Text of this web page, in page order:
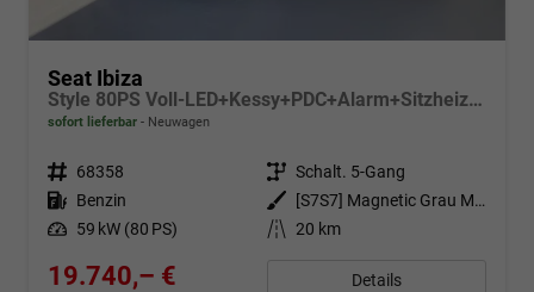
Seat Ibiza
Style 80PS Voll-LED+Kessy+PDC+Alarm+Sitzheizung+Kamera+App-Connect
sofort lieferbar Neuwagen
Fahrzeugnr. 68358 Getriebe Schalt. 5-Gang
Kraftstoff Benzin Außenfarbe
[S7S7] Magnetic Grau Metallic
Leistung 59 kW (80 PS) Kilometerstand 20 km
19.740,– € Details